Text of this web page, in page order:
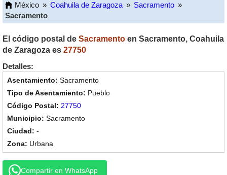
México » Coahuila de Zaragoza » Sacramento »
Sacramento
El código postal de Sacramento en Sacramento, Coahuila
de Zaragoza es 27750
Detalles:
Sacramento
Pueblo
27750
Sacramento
-
Urbana
Compartir en WhatsApp